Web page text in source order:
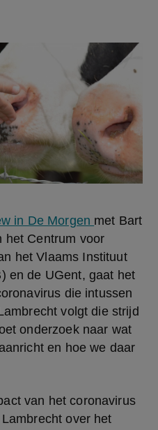
in De Morgen met Bart
het Centrum voor
het Vlaams Instituut
en de UGent, gaat het
die intussen
volgt die strijd
onderzoek naar wat
en hoe we daar
van het coronavirus
over het